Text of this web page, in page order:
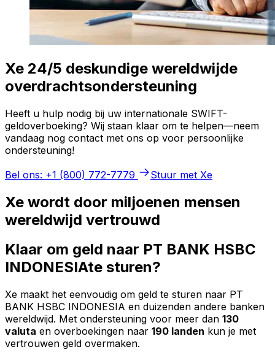
Xe 24/5 deskundige wereldwijde
overdrachtsondersteuning
Heeft u hulp nodig bij uw internationale SWIFT-
geldoverboeking? Wij staan klaar om te helpen—neem
vandaag nog contact met ons op voor persoonlijke
ondersteuning!
Bel ons: +1 (800) 772-7779
Stuur met Xe
Xe wordt door miljoenen mensen
wereldwijd vertrouwd
Klaar om geld naar PT BANK HSBC
INDONESIAte sturen?
Xe maakt het eenvoudig om geld te sturen naar PT
BANK HSBC INDONESIA en duizenden andere banken
wereldwijd. Met ondersteuning voor meer dan 130
valuta en overboekingen naar 190 landen kun je met
vertrouwen geld overmaken.